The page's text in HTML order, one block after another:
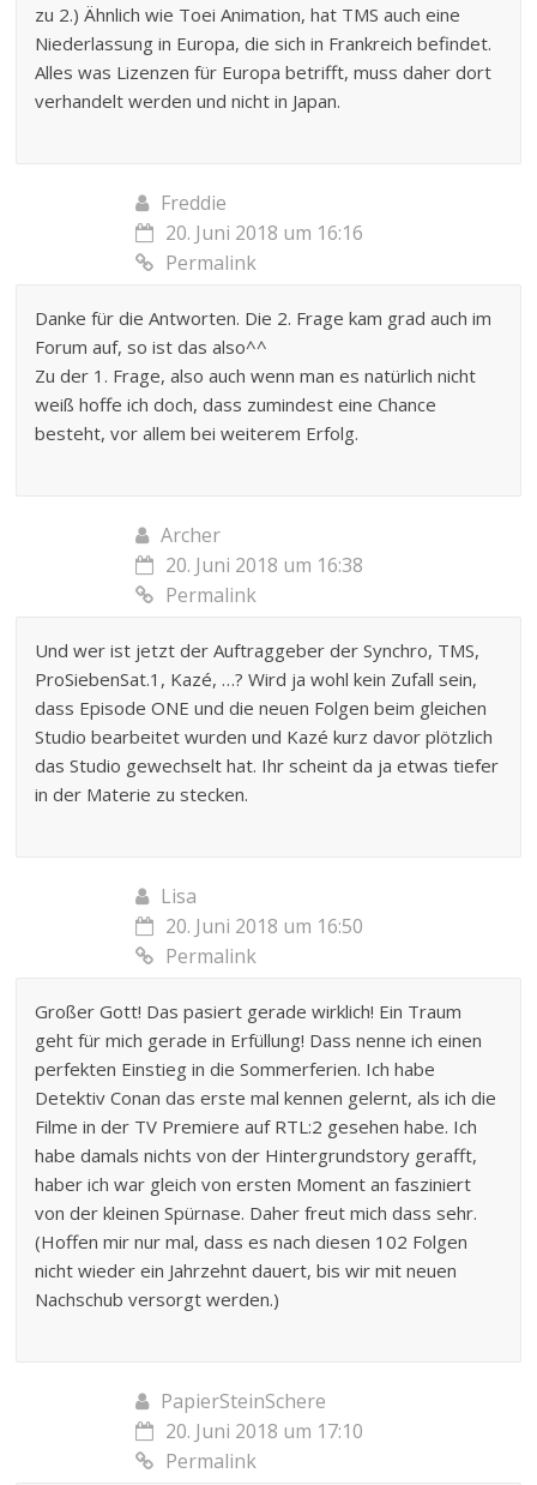
zu 2.) Ähnlich wie Toei Animation, hat TMS auch eine
Niederlassung in Europa, die sich in Frankreich befindet.
Alles was Lizenzen für Europa betrifft, muss daher dort
verhandelt werden und nicht in Japan.
Freddie
20. Juni 2018 um 16:16
Permalink
Danke für die Antworten. Die 2. Frage kam grad auch im
Forum auf, so ist das also^^
Zu der 1. Frage, also auch wenn man es natürlich nicht
weiß hoffe ich doch, dass zumindest eine Chance
besteht, vor allem bei weiterem Erfolg.
Archer
20. Juni 2018 um 16:38
Permalink
Und wer ist jetzt der Auftraggeber der Synchro, TMS,
ProSiebenSat.1, Kazé, …? Wird ja wohl kein Zufall sein,
dass Episode ONE und die neuen Folgen beim gleichen
Studio bearbeitet wurden und Kazé kurz davor plötzlich
das Studio gewechselt hat. Ihr scheint da ja etwas tiefer
in der Materie zu stecken.
Lisa
20. Juni 2018 um 16:50
Permalink
Großer Gott! Das pasiert gerade wirklich! Ein Traum
geht für mich gerade in Erfüllung! Dass nenne ich einen
perfekten Einstieg in die Sommerferien. Ich habe
Detektiv Conan das erste mal kennen gelernt, als ich die
Filme in der TV Premiere auf RTL:2 gesehen habe. Ich
habe damals nichts von der Hintergrundstory gerafft,
haber ich war gleich von ersten Moment an fasziniert
von der kleinen Spürnase. Daher freut mich dass sehr.
(Hoffen mir nur mal, dass es nach diesen 102 Folgen
nicht wieder ein Jahrzehnt dauert, bis wir mit neuen
Nachschub versorgt werden.)
PapierSteinSchere
20. Juni 2018 um 17:10
Permalink